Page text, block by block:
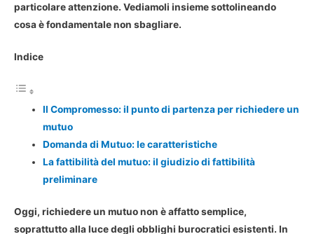
particolare attenzione. Vediamoli insieme sottolineando
cosa è fondamentale non sbagliare.
Indice
Il Compromesso: il punto di partenza per richiedere un
mutuo
Domanda di Mutuo: le caratteristiche
La fattibilità del mutuo: il giudizio di fattibilità
preliminare
Oggi, richiedere un mutuo non è affatto semplice,
soprattutto alla luce degli obblighi burocratici esistenti. In